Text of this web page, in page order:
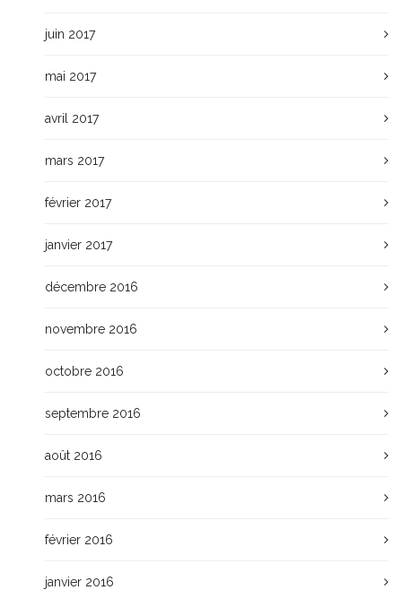
juin 2017
mai 2017
avril 2017
mars 2017
février 2017
janvier 2017
décembre 2016
novembre 2016
octobre 2016
septembre 2016
août 2016
mars 2016
février 2016
janvier 2016